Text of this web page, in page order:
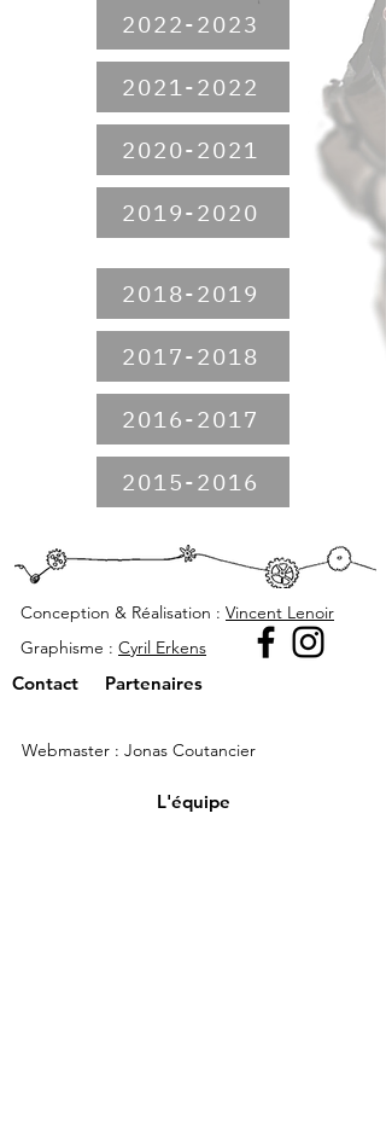
2022-2023
2021-2022
2020-2021
2019-2020
2018-2019
2017-2018
2016-2017
2015-2016
Conception & Réalisation : Vincent Lenoir
Graphisme : Cyril Erkens
Contact Partenaires
Webmaster : Jonas Coutancier
L'équipe